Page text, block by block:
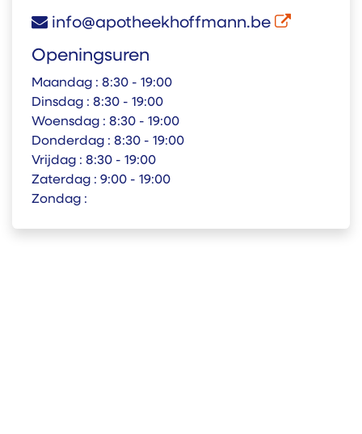
info@apotheekhoffmann.be
Openingsuren
Maandag : 8:30 - 19:00
Dinsdag : 8:30 - 19:00
Woensdag : 8:30 - 19:00
Donderdag : 8:30 - 19:00
Vrijdag : 8:30 - 19:00
Zaterdag : 9:00 - 19:00
Zondag :